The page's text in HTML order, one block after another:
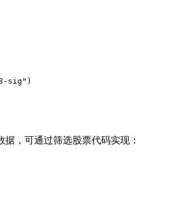
sig")
，可通过筛选股票代码实现：